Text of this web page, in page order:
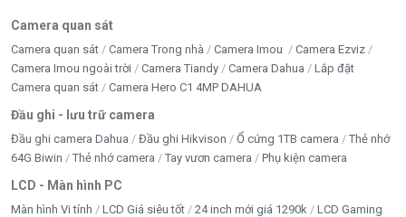
Camera quan sát
Camera quan sát Camera Trong nhà Camera Imou
Camera Ezviz
Camera Imou ngoài trời
Camera Tiandy Camera Dahua
Lắp đặt
Camera quan sát
Camera Hero C1 4MP DAHUA
Đầu ghi - lưu trữ camera
Đầu ghi camera Dahua Đầu ghi Hikvison Ổ cứng 1TB camera
Thẻ nhớ
64G Biwin
Thẻ nhớ camera Tay vươn camera Phụ kiện camera
LCD - Màn hình PC
Màn hình Vi tính LCD Giá siêu tốt 24 inch mới giá 1290k
LCD Gaming